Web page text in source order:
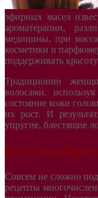
эфирных масел
ароматерапии,
медицины, при
косметики и
поддерживать
Традиционно
волосами,
состояние кожи
их рост. И
упругие, блестящие
Как
Совсем не сложно
рецепты